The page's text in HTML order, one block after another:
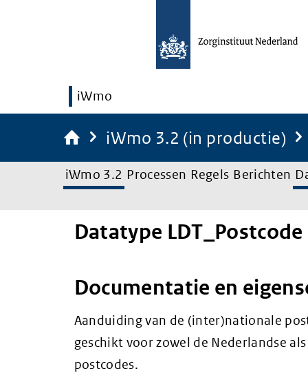
iWmo
iWmo 3.2 (in productie)
iWmo 3.2 Processen Regels Berichten
Datatype LDT_Postcode
Documentatie en
Aanduiding van de (inter)nationale
geschikt voor zowel de Nederlandse
postcodes.